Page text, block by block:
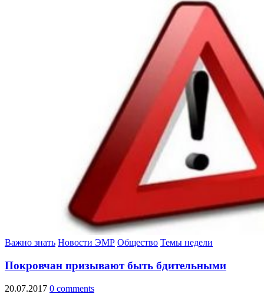
Важно знать Новости ЭМР Общество Темы недели
Покровчан призывают быть бдительными
20.07.2017 0 comments